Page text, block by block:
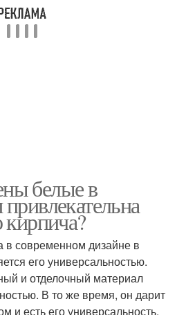
белые в
кирпича?
в современном дизайне в
его универсальностью.
и отделочный материал
В то же время, он дарит
и есть его универсальность.